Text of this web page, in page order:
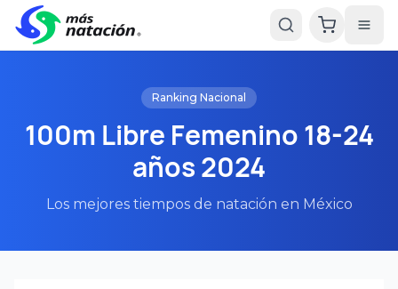
Ranking Nacional
100m Libre Femenino 18-24
años 2024
Los mejores tiempos de natación en México